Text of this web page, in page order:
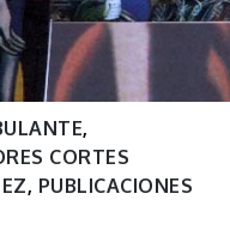
,
CORTES
, PUBLICACIONES